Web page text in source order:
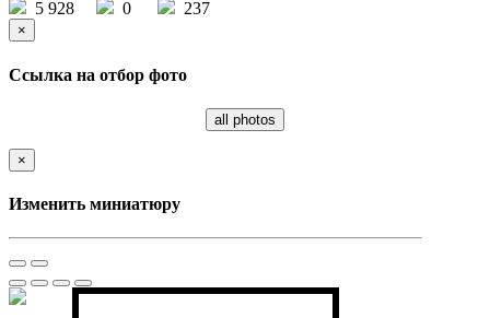
5 928 0 237
×
Ссылка на отбор фото
all photos
×
Изменить миниатюру